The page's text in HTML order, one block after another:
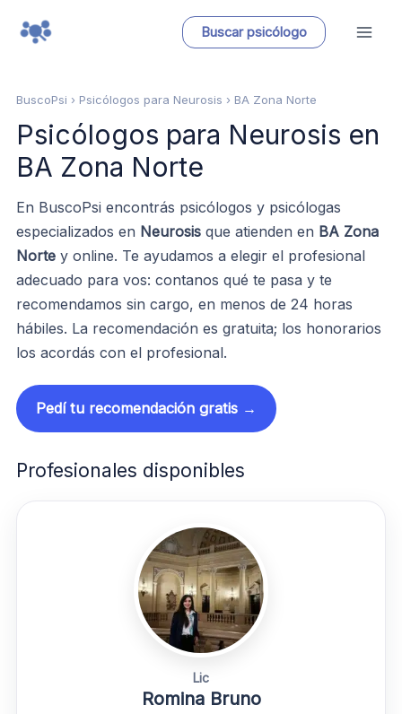
Buscar psicólogo
BuscoPsi › Psicólogos para Neurosis › BA Zona Norte
Psicólogos para Neurosis en
BA Zona Norte
En BuscoPsi encontrás psicólogos y psicólogas
especializados en Neurosis que atienden en BA Zona
Norte y online. Te ayudamos a elegir el profesional
adecuado para vos: contanos qué te pasa y te
recomendamos sin cargo, en menos de 24 horas
hábiles. La recomendación es gratuita; los honorarios
los acordás con el profesional.
Pedí tu recomendación gratis →
Profesionales disponibles
Lic
Romina Bruno